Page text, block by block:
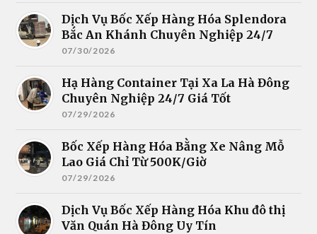
Dịch Vụ Bốc Xếp Hàng Hóa Splendora
Bắc An Khánh Chuyên Nghiệp 24/7
07/30/2026
Hạ Hàng Container Tại Xa La Hà Đông
Chuyên Nghiệp 24/7 Giá Tốt
07/29/2026
Bốc Xếp Hàng Hóa Bằng Xe Nâng Mỗ
Lao Giá Chỉ Từ 500K/Giờ
07/29/2026
Dịch Vụ Bốc Xếp Hàng Hóa Khu đô thị
Văn Quán Hà Đông Uy Tín